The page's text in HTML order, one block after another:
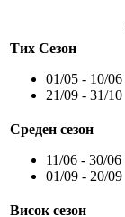
Тих Сезон
01/05 - 10/06
21/09 - 31/10
Среден сезон
11/06 - 30/06
01/09 - 20/09
Висок сезон